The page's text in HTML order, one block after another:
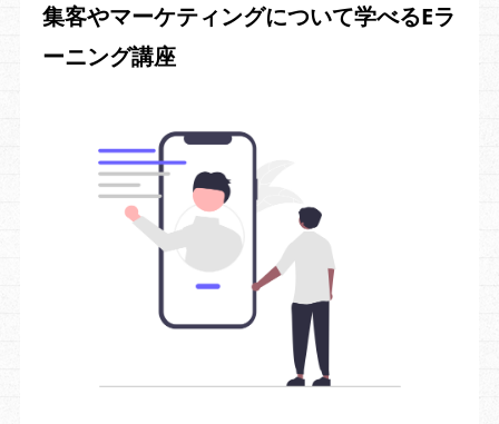
集客やマーケティングについて学べるEラ
ーニング講座